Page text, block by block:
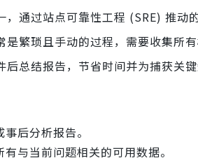
通过站点可靠性工程 (SRE) 推动
是繁琐且手动的过程，需要收集
总结报告，节省时间并为捕获关
后分析报告。
与当前问题相关的可用数据。